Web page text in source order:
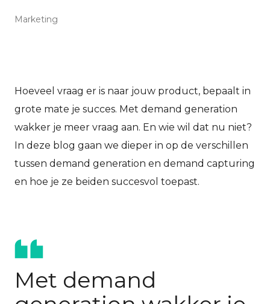
Marketing
Hoeveel vraag er is naar jouw product, bepaalt in
grote mate je succes. Met demand generation
wakker je meer vraag aan. En wie wil dat nu niet?
In deze blog gaan we dieper in op de verschillen
tussen demand generation en demand capturing
en hoe je ze beiden succesvol toepast.
Met demand